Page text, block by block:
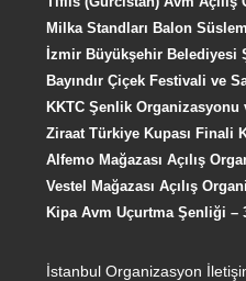
Milka Standları Balon
İzmir Büyükşehir Belediyesi
Bayındır Çiçek Festivali ve
KKTC Şenlik Organizasyonu
Ziraat Türkiye Kupası Finali
Alfemo Mağazası Açılış
Vestel Mağazası Açılış
Kipa Avm Uçurtma Şenliği –
İstanbul Organizasyon